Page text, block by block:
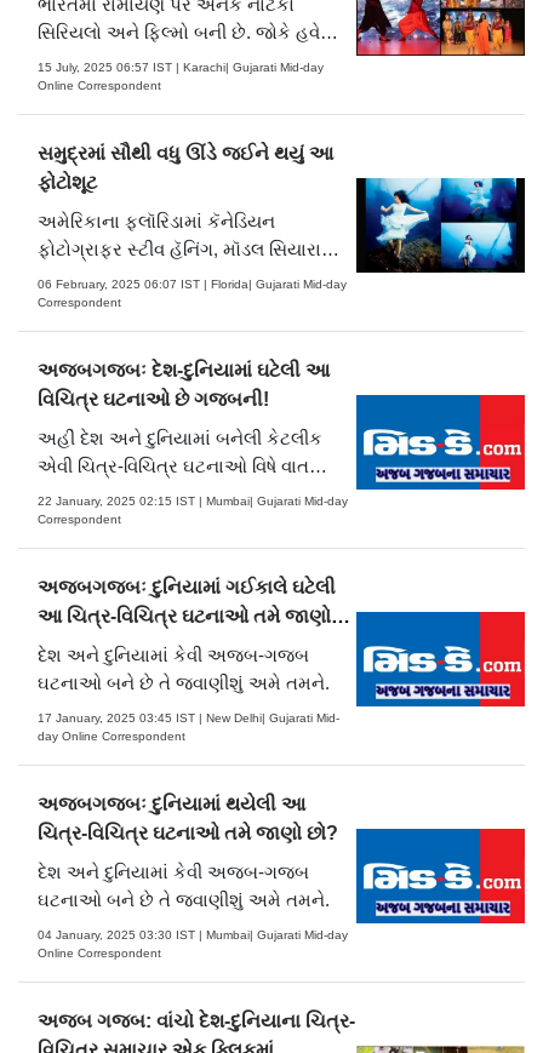
ભારતમાં રામાયણ પર અનેક નાટકો
સિરિયલો અને ફિલ્મો બની છે. જોકે હવે
હિન્દુ પૌરાણિક મહાકાવ્ય રામાયણ હવે
પાકિસ્તાનની ધરતી પર રજૂ કરવામાં આવ્યું
છે. (તસવીરો: ઇન્સ્ટાગ્રામ)
15 July, 2025 06:57 IST | Karachi| Gujarati Mid-day
Online Correspondent
સમુદ્રમાં સૌથી વધુ ઊંડે જઈને થયું આ
ફોટોશૂટ
અમેરિકાના ફ્લૉરિડામાં કૅનેડિયન
ફોટોગ્રાફર સ્ટીવ હૅનિંગ, મૉડલ સિયારા
ઍન્ટોસ્કી તથા અમેરિકન ટેક્નિકલ ડાઇવર
અને સેફ્ટી એક્સપર્ટ વેન ફ્રાઇમેન અને
ટીમે સમુદ્રમાં ૪૯.૮૦ મીટર (૧૬૩.૩૮ ફુટ)ની
ઊંડાઈ પર ફોટોશૂટ કરીને ‘ડીપેસ્ટ
અન્ડરવૉટર ફોટોશૂટ’નો નવ.....
06 February, 2025 06:07 IST | Florida| Gujarati Mid-day
Correspondent
અજબગજબઃ દેશ-દુનિયામાં ઘટેલી આ
વિચિત્ર ઘટનાઓ છે ગજબની!
અહીં દેશ અને દુનિયામાં બનેલી કેટલીક
એવી ચિત્ર-વિચિત્ર ઘટનાઓ વિષે વાત
કરવામાં આવી છે. જે જાણીને દંગ રહી
જવાય.
22 January, 2025 02:15 IST | Mumbai| Gujarati Mid-day
Correspondent
અજબગજબઃ દુનિયામાં ગઈકાલે ઘટેલી
આ ચિત્ર-વિચિત્ર ઘટનાઓ તમે જાણો
છો?
દેશ અને દુનિયામાં કેવી અજબ-ગજબ
ઘટનાઓ બને છે તે જવાણીશું અમે તમને.
17 January, 2025 03:45 IST | New Delhi| Gujarati Mid-
day Online Correspondent
અજબગજબઃ દુનિયામાં થયેલી આ
ચિત્ર-વિચિત્ર ઘટનાઓ તમે જાણો છો?
દેશ અને દુનિયામાં કેવી અજબ-ગજબ
ઘટનાઓ બને છે તે જવાણીશું અમે તમને.
04 January, 2025 03:30 IST | Mumbai| Gujarati Mid-day
Online Correspondent
અજબ ગજબ: વાંચો દેશ-દુનિયાના ચિત્ર-